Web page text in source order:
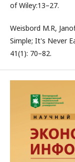
of Wiley:13–27.
Weisbord M.R,
Simple; It's Never
41(1): 70–82.